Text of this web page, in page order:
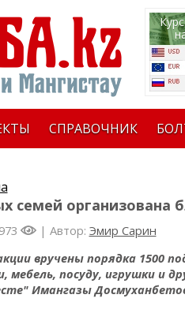
СПРАВОЧНИК
семей организована
| Автор: Эмир Сарин
вручены порядка 1500
мебель, посуду, игрушки и
Имангазы